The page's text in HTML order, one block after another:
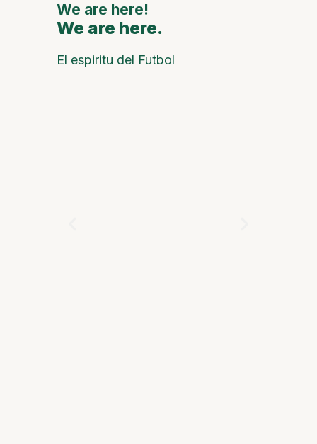
We are here!
We are here.
El espiritu del Futbol